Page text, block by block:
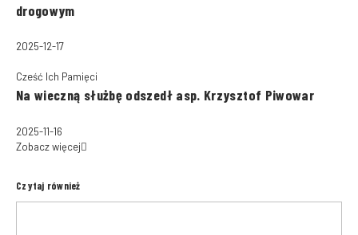
drogowym
2025-12-17
Cześć Ich Pamięci
Na wieczną służbę odszedł asp. Krzysztof Piwowar
2025-11-16
Zobacz więcej
Czytaj również